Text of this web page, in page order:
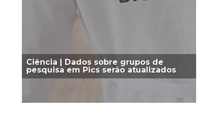
Ciência | Dados sobre grupos de
pesquisa em Pics serão atualizados